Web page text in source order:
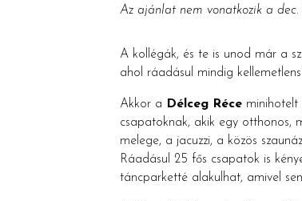
Az ajánlat nem vonatkozik a
A kollégák, és te is unod már a
ahol ráadásul mindig
Akkor a Délceg Réceminihotelt
csapatoknak, akik egy otthonos,
melege, a jacuzzi, a közös
Ráadásul 25 fős csapatok is
táncparketté alakulhat, amivel